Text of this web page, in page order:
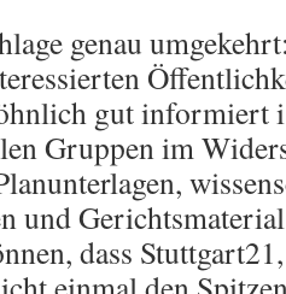
genau
gut informiert
Gruppen im
und
dass